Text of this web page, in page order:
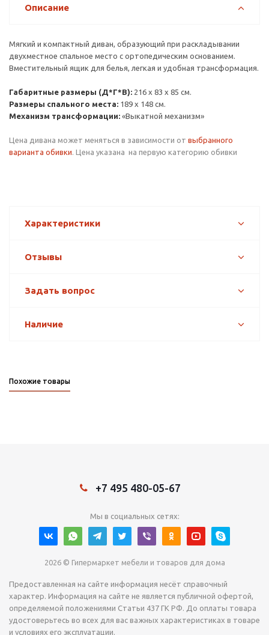
Описание
Мягкий и компактный диван, образующий при раскладывании
двухместное спальное место с ортопедическим основанием.
Вместительный ящик для белья, легкая и удобная трансформация.
Габаритные размеры (Д*Г*В): 216 х 83 х 85 см.
Размеры спального места: 189 х 148 см.
Механизм трансформации: «Выкатной механизм»
Цена дивана может меняться в зависимости от выбранного
варианта обивки. Цена указана на первую категорию обивки
Характеристики
Отзывы
Задать вопрос
Наличие
Похожие товары
+7 495 480-05-67
Мы в социальных сетях:
2026 © Гипермаркет мебели и товаров для дома
Предоставленная на сайте информация несёт справочный
характер. Информация на сайте не является публичной офертой,
определяемой положениями Статьи 437 ГК РФ. До оплаты товара
удостоверьтесь во всех для вас важных характеристиках в товаре
и условиях его эксплуатации.